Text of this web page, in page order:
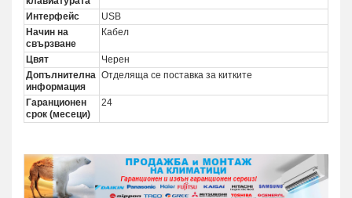
Интерфейс
USB
Начин на
свързване
Кабел
Цвят
Черен
Допълнителна
информация
Отделяща се поставка за китките
Гаранционен
срок (месеци)
24